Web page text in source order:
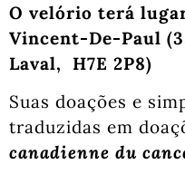
O velório terá
Vincent-De-Paul
Laval, H7E 2P8)
Suas doações e
traduzidas em
canadienne du